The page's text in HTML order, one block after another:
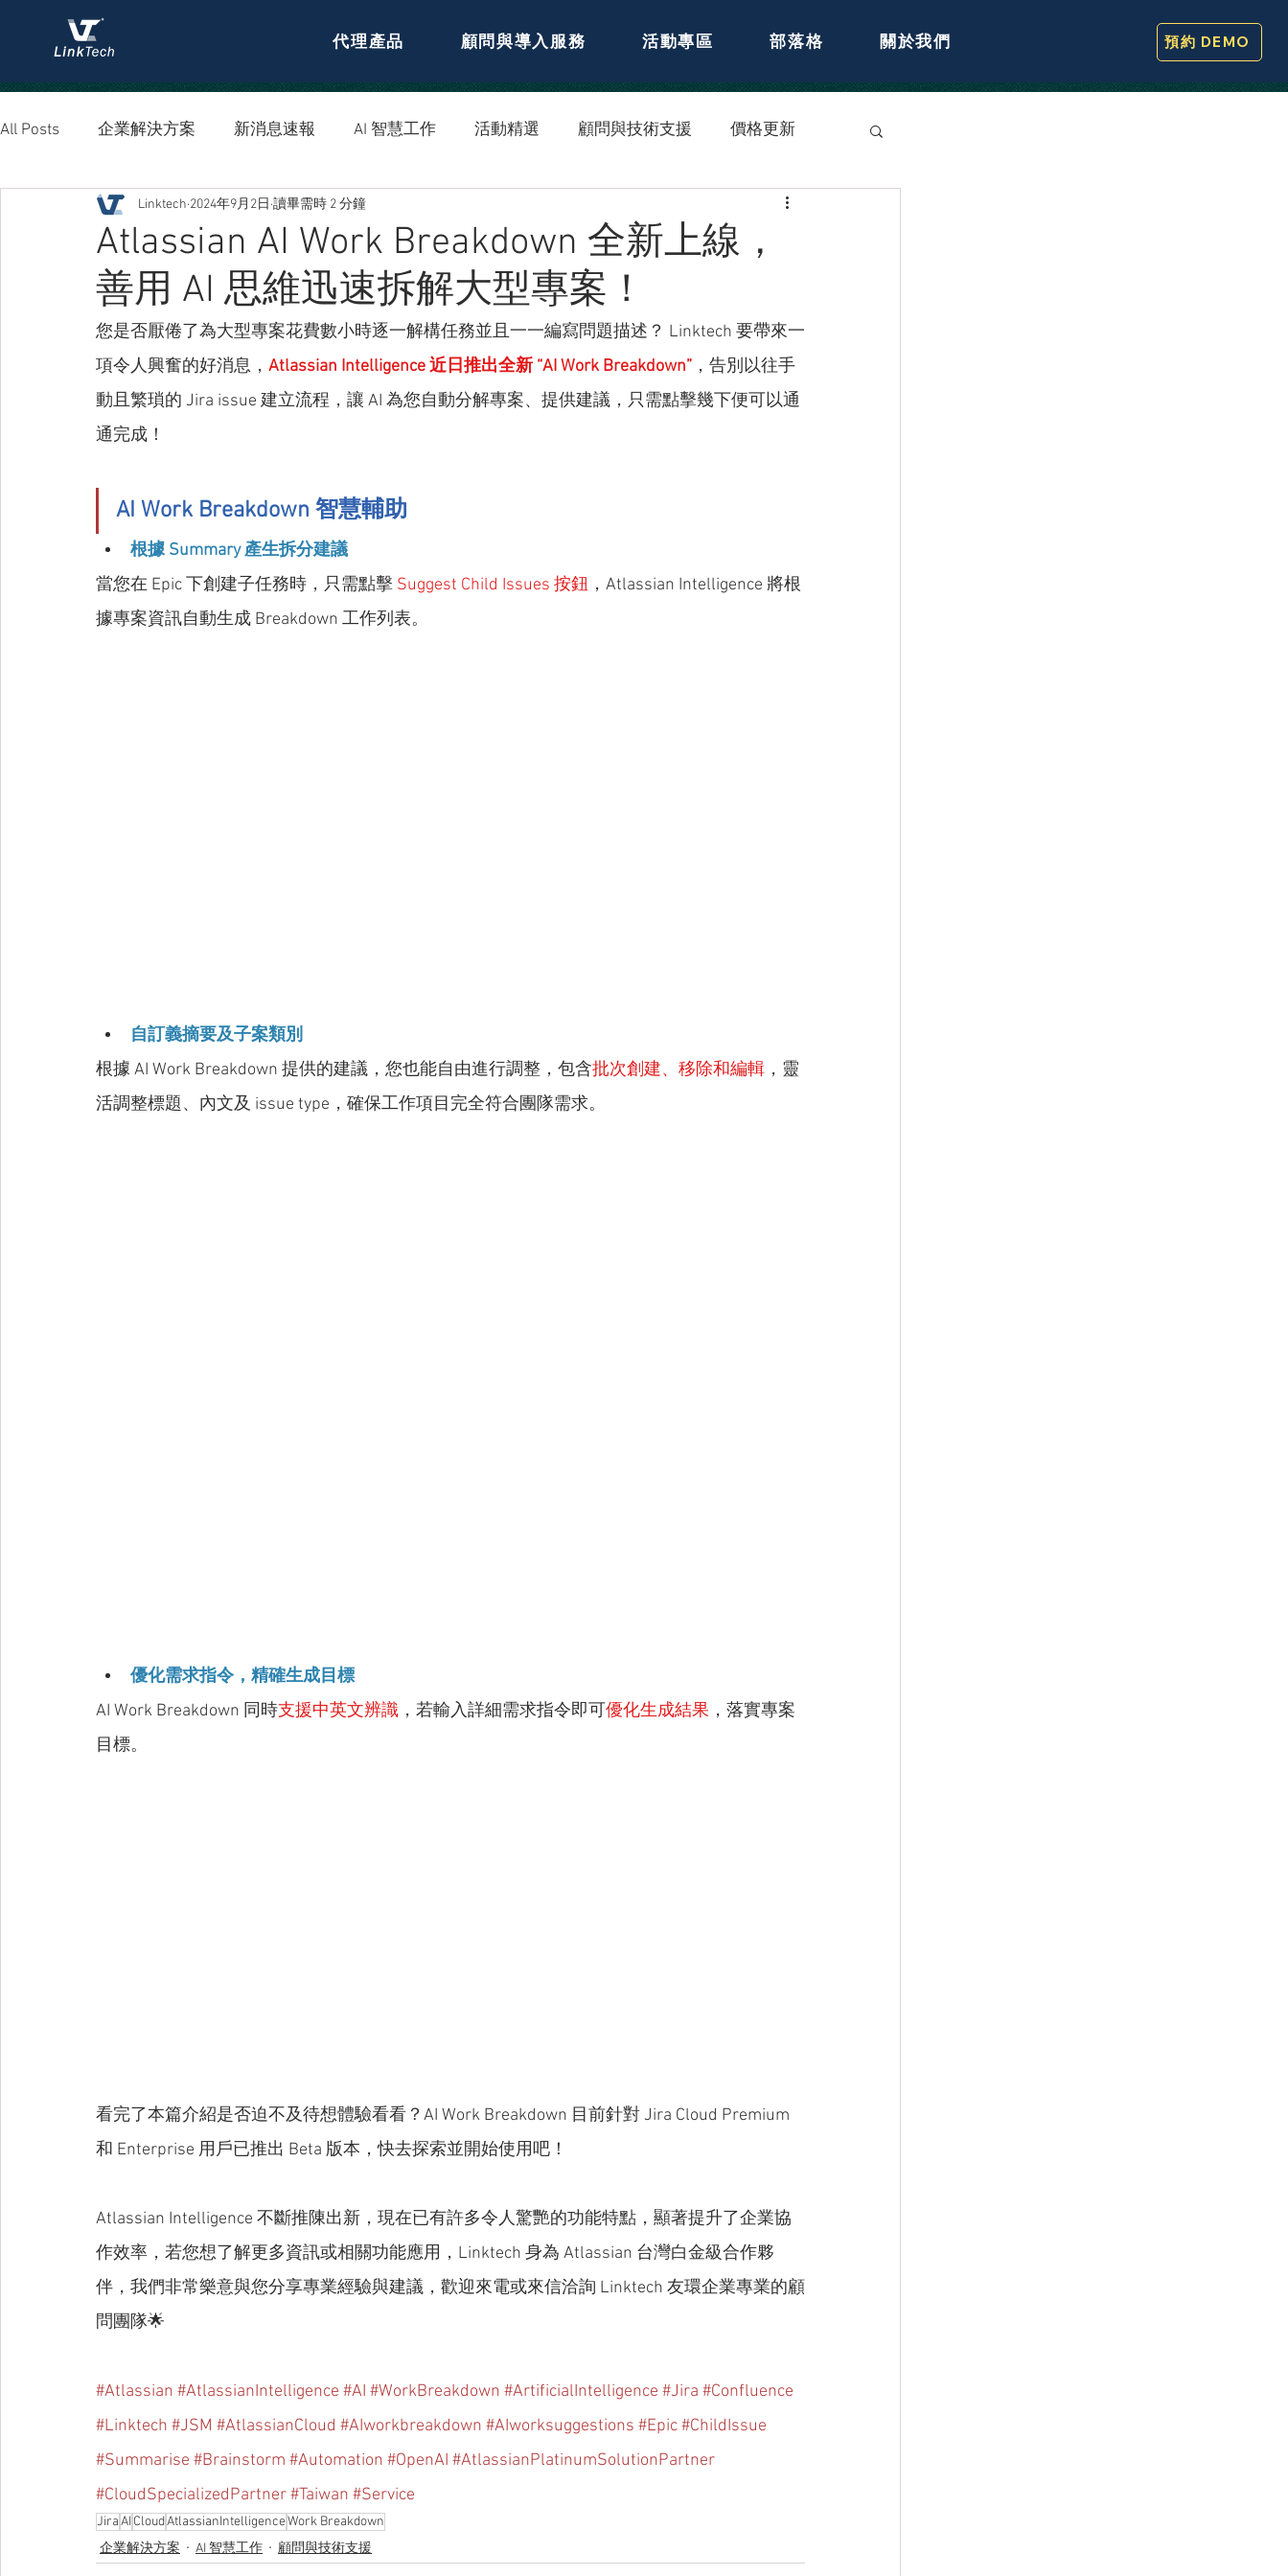
代理產品 顧問與導入服務 活動專區 部落格 關於我們 預約 DEMO
All Posts 企業解決方案 新消息速報 AI 智慧工作 活動精選 顧問與技術支援 價格更新
資安防護
Atlassian AI Work Breakdown 全新上線，
善用 AI 思維迅速拆解大型專案！
Linktech 2024年9月2日 讀畢需時 2 分鐘
您是否厭倦了為大型專案花費數小時逐一解構任務並且一一編寫問題描述？ Linktech 要帶來一
項令人興奮的好消息， Atlassian Intelligence 近日推出全新 “AI Work Breakdown” ，告別以往手
動且繁瑣的 Jira issue 建立流程，讓 AI 為您自動分解專案、提供建議，只需點擊幾下便可以通
通完成！
AI Work Breakdown 智慧輔助
根據 Summary 產生拆分建議
當您在 Epic 下創建子任務時，只需點擊 Suggest Child Issues 按鈕 ，Atlassian Intelligence 將根
據專案資訊自動生成 Breakdown 工作列表。
自訂義摘要及子案類別
根據 AI Work Breakdown 提供的建議，您也能自由進行調整，包含批次創建、移除和編輯 ，靈
活調整標題、內文及 issue type，確保工作項目完全符合團隊需求。
優化需求指令，精確生成目標
AI Work Breakdown 同時支援中英文辨識 ，若輸入詳細需求指令即可 優化生成結果 ，落實專案
目標。
看完了本篇介紹是否迫不及待想體驗看看？AI Work Breakdown 目前針對 Jira Cloud Premium
和 Enterprise 用戶已推出 Beta 版本，快去探索並開始使用吧！
Atlassian Intelligence 不斷推陳出新，現在已有許多令人驚艷的功能特點，顯著提升了企業協
作效率，若您想了解更多資訊或相關功能應用，Linktech 身為 Atlassian 台灣白金級合作夥
伴，我們非常樂意與您分享專業經驗與建議，歡迎來電或來信洽詢 Linktech 友環企業專業的顧
問團隊🌟
#Atlassian #AtlassianIntelligence #AI #WorkBreakdown #ArtificialIntelligence #Jira #Confluence
#Linktech #JSM #AtlassianCloud #AIworkbreakdown #AIworksuggestions #Epic#ChildIssue
#Summarise #Brainstorm #Automation #OpenAI #AtlassianPlatinumSolutionPartner
#CloudSpecializedPartner#Taiwan #Service
JiraAI CloudAtlassianIntelligenceWork Breakdown
企業解決方案
AI 智慧工作 顧問與技術支援